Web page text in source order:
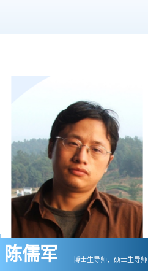
陈儒军 — 博士生导师、硕士生导师